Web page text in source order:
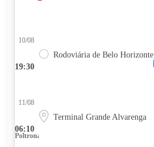
19:30
10/08
Rodoviária de Belo Horizonte
06:10
11/08
Terminal Grande Alvarenga
Poltrona